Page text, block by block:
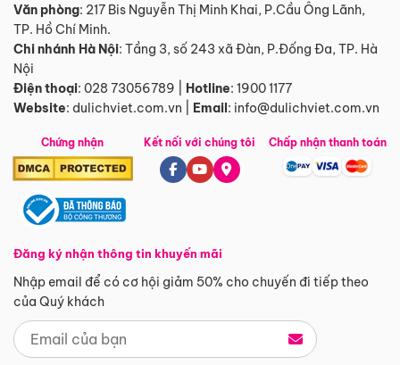
Văn phòng: 217 Bis Nguyễn Thị Minh Khai, P.Cầu Ông Lãnh,
TP. Hồ Chí Minh.
Chi nhánh Hà Nội: Tầng 3, số 243 xã Đàn, P.Đống Đa, TP. Hà
Nội
Điện thoại: 028 73056789 Hotline: 1900 1177
Website: dulichviet.com.vn Email: info@dulichviet.com.vn
Chứng nhận
Đăng ký nhận thông tin khuyến mãi
Nhập email để có cơ hội giảm 50% cho chuyến đi tiếp theo
của Quý khách
Kết nối với chúng tôi Chấp nhận thanh toán